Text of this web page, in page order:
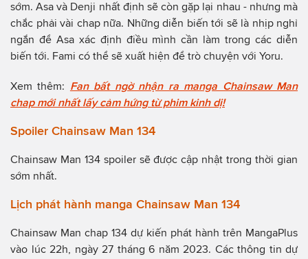
sớm. Asa và Denji nhất định sẽ còn gặp lại nhau - nhưng mà
chắc phải vài chap nữa. Những diễn biến tới sẽ là nhịp nghỉ
ngắn để Asa xác định điều mình cần làm trong các diễn
biến tới. Fami có thể sẽ xuất hiện để trò chuyện với Yoru.
Xem thêm: Fan bất ngờ nhận ra manga Chainsaw Man
chap mới nhất lấy cảm hứng từ phim kinh dị!
Spoiler Chainsaw Man 134
Chainsaw Man 134 spoiler sẽ được cập nhật trong thời gian
sớm nhất.
Lịch phát hành manga Chainsaw Man 134
Chainsaw Man chap 134 dự kiến phát hành trên MangaPlus
vào lúc 22h, ngày 27 tháng 6 năm 2023. Các thông tin dự